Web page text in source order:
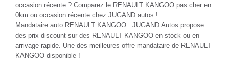
occasion récente ? Comparez le RENAULT KANGOO pas cher en
0km ou occasion récente chez JUGAND autos !.
Mandataire auto RENAULT KANGOO : JUGAND Autos propose
des prix discount sur des RENAULT KANGOO en stock ou en
arrivage rapide. Une des meilleures offre mandataire de RENAULT
KANGOO disponible !